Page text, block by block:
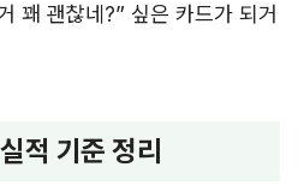
꽤 괜찮네?” 싶은 카드가 되거
적 기준 정리